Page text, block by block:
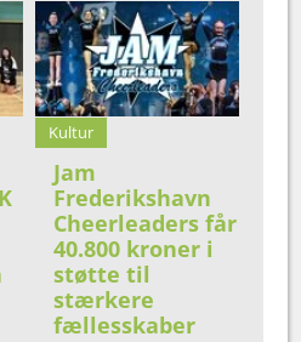
Kultur
Jam
Frederikshavn
Cheerleaders får
40.800 kroner i
støtte til
stærkere
fællesskaber